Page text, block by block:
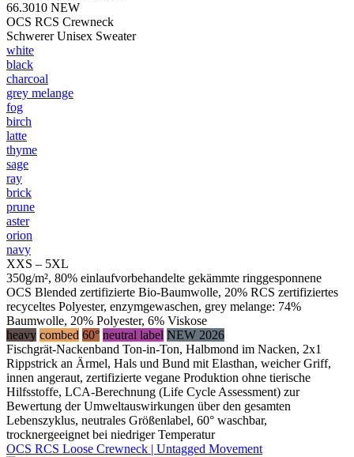
66.3010 NEW
OCS RCS Crewneck
Schwerer Unisex Sweater
white
black
charcoal
grey melange
fog
birch
latte
thyme
sage
ray
brick
prune
aster
orion
navy
XXS – 5XL
350g/m², 80% einlaufvorbehandelte gekämmte ringgesponnene
OCS Blended zertifizierte Bio-Baumwolle, 20% RCS zertifiziertes
recyceltes Polyester, enzymgewaschen, grey melange: 74%
Baumwolle, 20% Polyester, 6% Viskose
heavy combed 60° neutral label NEW 2026
Fischgrät-Nackenband Ton-in-Ton, Halbmond im Nacken, 2x1
Rippstrick an Ärmel, Hals und Bund mit Elasthan, weicher Griff,
innen angeraut, zertifizierte vegane Produktion ohne tierische
Hilfsstoffe, LCA-Berechnung (Life Cycle Assessment) zur
Bewertung der Umweltauswirkungen über den gesamten
Lebenszyklus, neutrales Größenlabel, 60° waschbar,
trocknergeeignet bei niedriger Temperatur
OCS RCS Loose Crewneck | Untagged Movement